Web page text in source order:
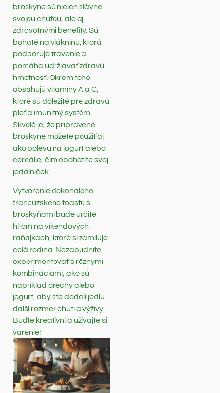
broskyne sú nielen slávne
svojou chuťou, ale aj
zdravotnými benefity. Sú
bohaté na vlákninu, ktorá
podporuje trávenie a
pomáha udržiavať zdravú
hmotnosť. Okrem toho
obsahujú vitamíny A a C,
ktoré sú dôležité pre zdravú
pleť a imunitný systém.
Skvelé je, že pripravené
broskyne môžete použiť aj
ako polevu na jogurt alebo
cereálie, čím obohatíte svoj
jedálniček.
Vytvorenie dokonalého
francúzskeho toastu s
broskyňami bude určite
hitom na víkendových
raňajkách, ktoré si zamiluje
celá rodina. Nezabudnite
experimentovať s rôznymi
kombináciami, ako sú
napríklad orechy alebo
jogurt, aby ste dodali jedlu
ďalší rozmer chuti a výživy.
Buďte kreatívni a užívajte si
varenie!